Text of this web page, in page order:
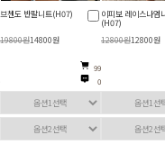
브첸도 반팔니트(H07)
19800원14800원
99
0
이피보 레이스나염
(H07)
12800원12800원